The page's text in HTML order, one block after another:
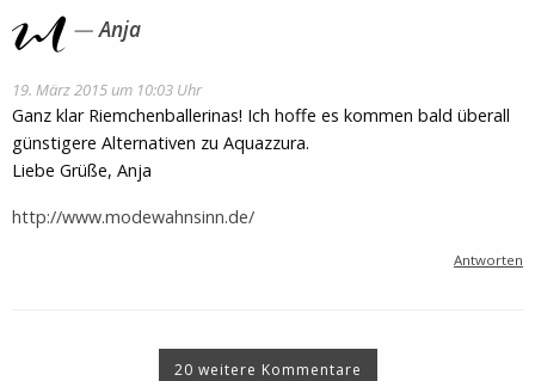
Anja
19. März 2015 um 10:03 Uhr
Ganz klar Riemchenballerinas! Ich hoffe es kommen bald überall
günstigere Alternativen zu Aquazzura.
Liebe Grüße, Anja
http://www.modewahnsinn.de/
Antworten
20 weitere Kommentare